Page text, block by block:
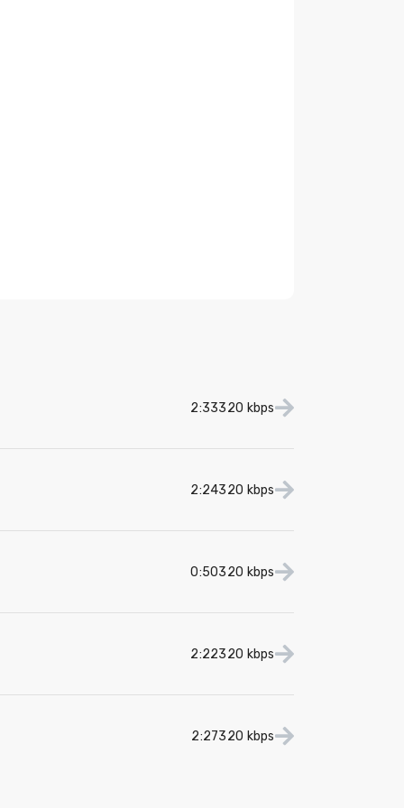
2:33320 kbps
2:24320 kbps
0:50320 kbps
2:22320 kbps
2:27320 kbps